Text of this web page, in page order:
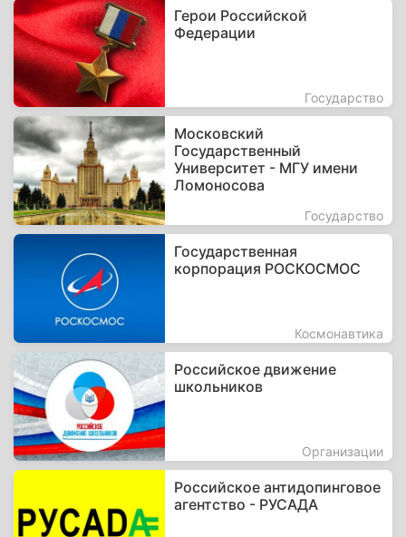
Герои Российской
Федерации
Государство
Московский
Государственный
Университет - МГУ имени
Ломоносова
Государство
Государственная
корпорация РОСКОСМОС
Космонавтика
Российское движение
школьников
Организации
Российское антидопинговое
агентство - РУСАДА